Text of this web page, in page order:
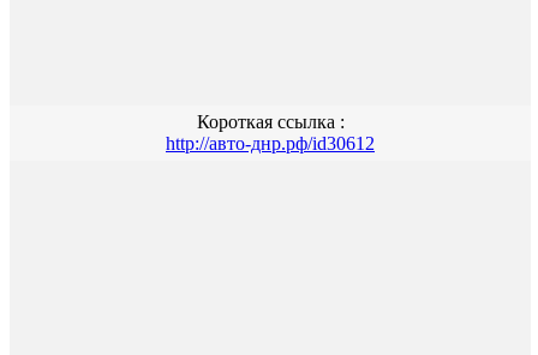
Короткая ссылка :
http://авто-днр.рф/id30612